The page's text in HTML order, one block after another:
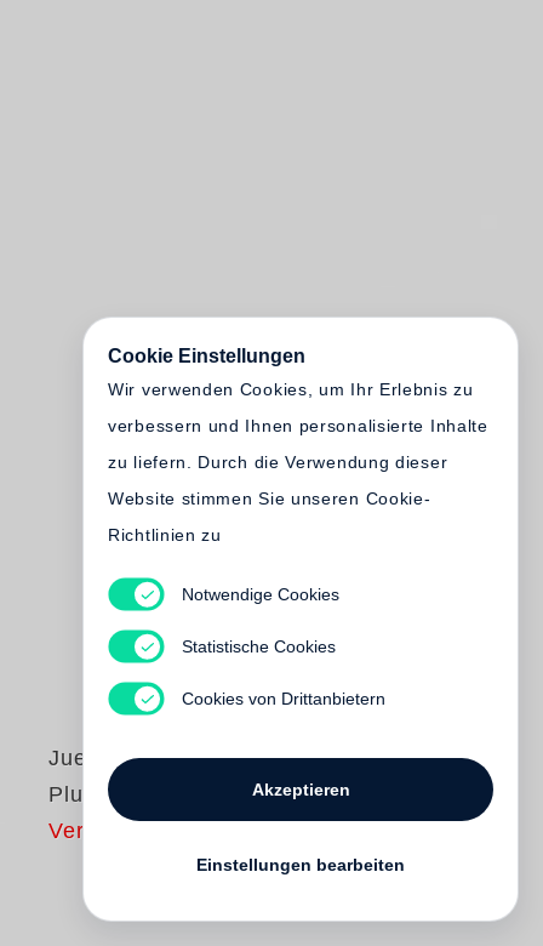
Juergen Teller
Plumtree Court
Vergriffen
Cookie Einstellungen
Wir verwenden Cookies, um Ihr Erlebnis zu
verbessern und Ihnen personalisierte Inhalte
zu liefern. Durch die Verwendung dieser
Website stimmen Sie unseren Cookie-
Richtlinien zu
Notwendige Cookies
Statistische Cookies
Cookies von Drittanbietern
Akzeptieren
Einstellungen bearbeiten